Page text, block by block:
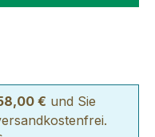
€ und Sie